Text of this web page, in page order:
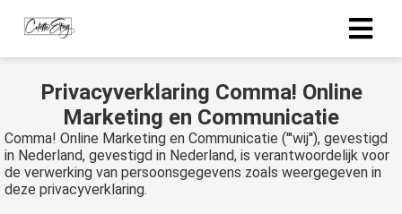
Privacyverklaring Comma! Online
Marketing en Communicatie
Comma! Online Marketing en Communicatie ('''wij''), gevestigd
in Nederland, gevestigd in Nederland, is verantwoordelijk voor
de verwerking van persoonsgegevens zoals weergegeven in
deze privacyverklaring.